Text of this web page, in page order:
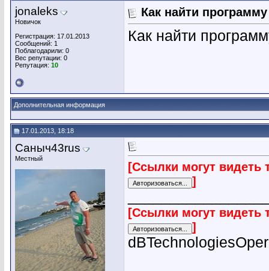
jonaleks
Новичок
Регистрация: 17.01.2013
Сообщений: 1
Поблагодарили: 0
Вес репутации: 0
Репутация: 10
Как найти
Как найти
Дополнительная информация
17.01.2013, 18:18
Саныч43rus
Местный
[Ссылки могут видеть
]
[Ссылки могут видеть
]